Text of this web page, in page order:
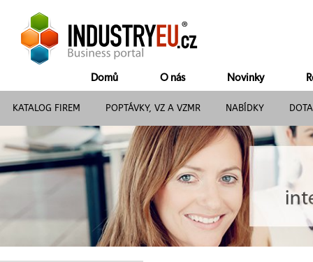
Domů O nás Novinky
KATALOG FIREM POPTÁVKY, VZ A VZMR NABÍDKY